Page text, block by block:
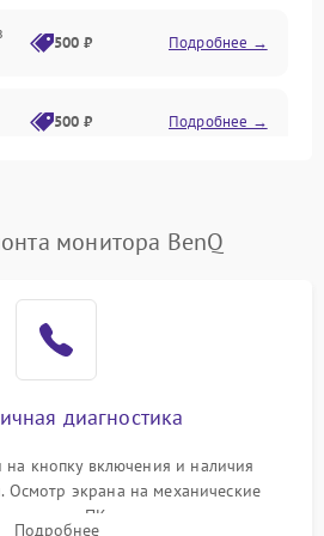
500 ₽ Подробнее →
500 ₽ Подробнее →
Подробнее →
1000 ₽
1000 ₽ Подробнее →
1000 ₽
монитора BenQ
диагностика
кнопку включения и наличия
Осмотр экрана на механические
к ПК для оценки вывода
Подробнее